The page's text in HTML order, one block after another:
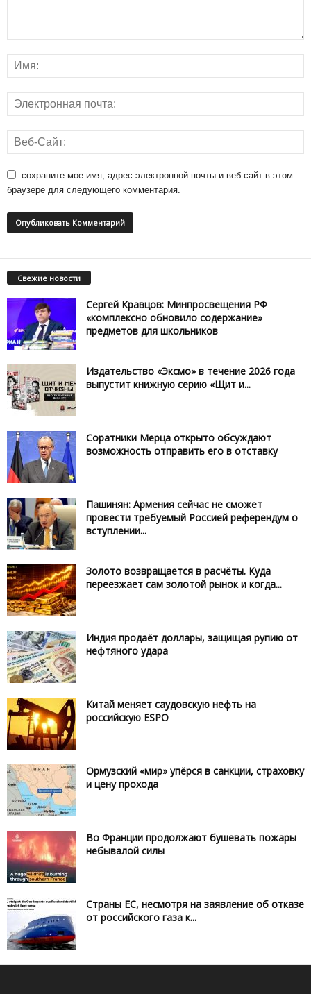
сохраните мое имя, адрес электронной почты и веб-сайт в этом
браузере для следующего комментария.
Свежие новости
Сергей Кравцов: Минпросвещения РФ
«комплексно обновило содержание»
предметов для школьников
Издательство «Эксмо» в течение 2026 года
выпустит книжную серию «Щит и...
Соратники Мерца открыто обсуждают
возможность отправить его в отставку
Пашинян: Армения сейчас не сможет
провести требуемый Россией референдум о
вступлении...
Золото возвращается в расчёты. Куда
переезжает сам золотой рынок и когда...
Индия продаёт доллары, защищая рупию от
нефтяного удара
Китай меняет саудовскую нефть на
российскую ESPO
Ормузский «мир» упёрся в санкции, страховку
и цену прохода
Во Франции продолжают бушевать пожары
небывалой силы
Страны ЕС, несмотря на заявление об отказе
от российского газа к...